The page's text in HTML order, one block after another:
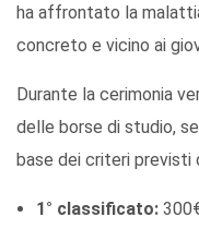
ha affrontato la
concreto e vicino ai
Durante la cerimonia
delle borse di studio,
base dei criteri previsti
1° classificato: